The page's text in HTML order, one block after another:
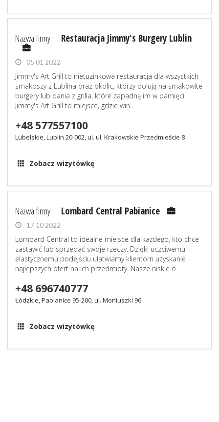
Nazwa firmy: Restauracja Jimmy's Burgery Lublin
05 01 2022
Jimmy's Art Grill to nietuzinkowa restauracja dla wszystkich
smakoszy z Lublina oraz okolic, którzy polują na smakowite
burgery lub dania z grilla, które zapadną im w pamięci.
Jimmy's Art Grill to miejsce, gdzie win...
+48 577557100
Lubelskie, Lublin 20-002, ul. ul. Krakowskie Przedmieście 8
Zobacz wizytówkę
Nazwa firmy: Lombard Central Pabianice
17 10 2022
Lombard Central to idealne miejsce dla każdego, kto chce
zastawić lub sprzedać swoje rzeczy. Dzięki uczciwemu i
elastycznemu podejściu ułatwiamy klientom uzyskanie
najlepszych ofert na ich przedmioty. Nasze niskie o...
+48 696740777
Łódzkie, Pabianice 95-200, ul. Moniuszki 96
Zobacz wizytówkę